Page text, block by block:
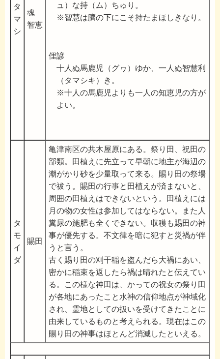
タ
マ
シ
魂
智恵
ュ）な持（ム）ちゅり。
※智慧は臍の下にこそ持たまほしきなり。
俚諺
十人ぬ馬鹿児（グヮ）ゆか、一人ぬ智慧利
（タマシキ）き。
※十人の馬鹿児よりも一人の知恵児の方が
よい。
タ
モ
イ
ダ
賜田
亀津南区の共木屋原にある。祭り田、祝田の
部類。田植えに先立って早朝に地主が海辺の
潮がかり砂を少量取って来る。賜り田の祭場
で祓う。賜田の行事と田植えが済まないと、
周囲の田植えはできないという。田植えには
月の物の女性は参加してはならない。また人
糞尿の施肥も全くできない。収穫も賜田の神
事が優先する。不文律を暗に犯すと災禍が伴
うと言う。
古く賜り田の刈干稲を盗んだら大禍にあい、
密かに稲束を返したら禍は晴れたと伝えてい
る。この様な神田は、かっての祝女の祭り田
が各地にあったこと水神の信仰地点が神域化
され、霊地としての扱いを受けてきたことに
由来しているものと考えられる。現在はこの
賜り田の神事はほとんど消滅したといえる。